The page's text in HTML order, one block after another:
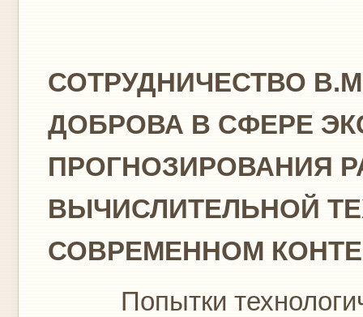
СОТРУДНИЧЕСТВО
ДОБРОВА В СФЕРЕ
ПРОГНОЗИРОВАНИЯ
ВЫЧИСЛИТЕЛЬНОЙ
СОВРЕМЕННОМ
Попытки